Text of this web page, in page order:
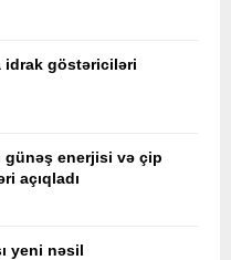
idrak göstəriciləri
günəş enerjisi və çip
açıqladı
yeni nəsil